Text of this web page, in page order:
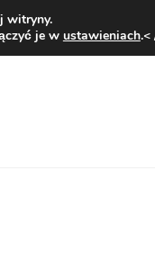
Pn.-pt.
witryny.
je w ustawieniach.<